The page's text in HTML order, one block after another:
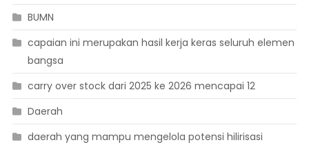
BUMN
capaian ini merupakan hasil kerja keras seluruh elemen
bangsa
carry over stock dari 2025 ke 2026 mencapai 12
Daerah
daerah yang mampu mengelola potensi hilirisasi